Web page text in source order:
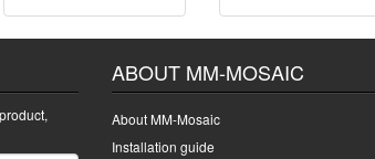
ABOUT MM-MOSAIC
About MM-Mosaic
Installation guide